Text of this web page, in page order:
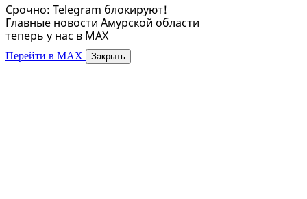
Срочно: Telegram блокируют!
Главные новости Амурской области
теперь у нас в MAX
Перейти в MAX Закрыть